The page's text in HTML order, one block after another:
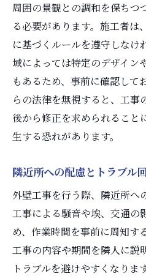
周囲の景観との調和を保ちつ
る必要があります。施工者は
に基づくルールを遵守しなけ
域によっては特定のデザイン
もあるため、事前に確認して
らの法律を無視すると、工事
後から修正を求められること
生する恐れがあります。
隣近所への配慮とトラブル
外壁工事を行う際、隣近所へ
工事による騒音や埃、交通の
め、作業時間を事前に周知す
工事の内容や期間を隣人に説
トラブルを避けやすくなりま